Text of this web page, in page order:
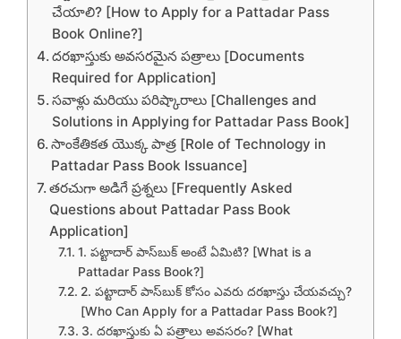
చేయాలి? [How to Apply for a Pattadar Pass
Book Online?]
దరఖాస్తుకు అవసరమైన పత్రాలు [Documents
Required for Application]
సవాళ్లు మరియు పరిష్కారాలు [Challenges and
Solutions in Applying for Pattadar Pass Book]
సాంకేతికత యొక్క పాత్ర [Role of Technology in
Pattadar Pass Book Issuance]
తరచుగా అడిగే ప్రశ్నలు [Frequently Asked
Questions about Pattadar Pass Book
Application]
1. పట్టాదార్ పాస్‌బుక్ అంటే ఏమిటి? [What is a
Pattadar Pass Book?]
2. పట్టాదార్ పాస్‌బుక్ కోసం ఎవరు దరఖాస్తు చేయవచ్చు?
[Who Can Apply for a Pattadar Pass Book?]
3. దరఖాస్తుకు ఏ పత్రాలు అవసరం? [What